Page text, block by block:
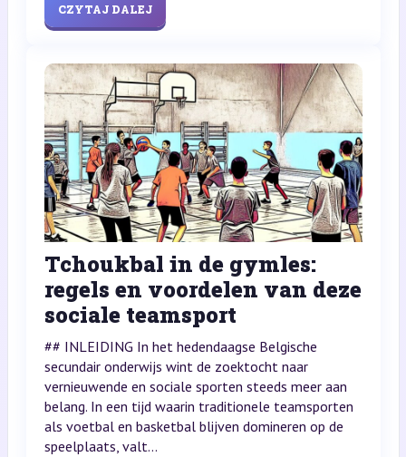
CZYTAJ DALEJ
Tchoukbal in de gymles:
regels en voordelen van deze
sociale teamsport
## INLEIDING In het hedendaagse Belgische
secundair onderwijs wint de zoektocht naar
vernieuwende en sociale sporten steeds meer aan
belang. In een tijd waarin traditionele teamsporten
als voetbal en basketbal blijven domineren op de
speelplaats, valt...